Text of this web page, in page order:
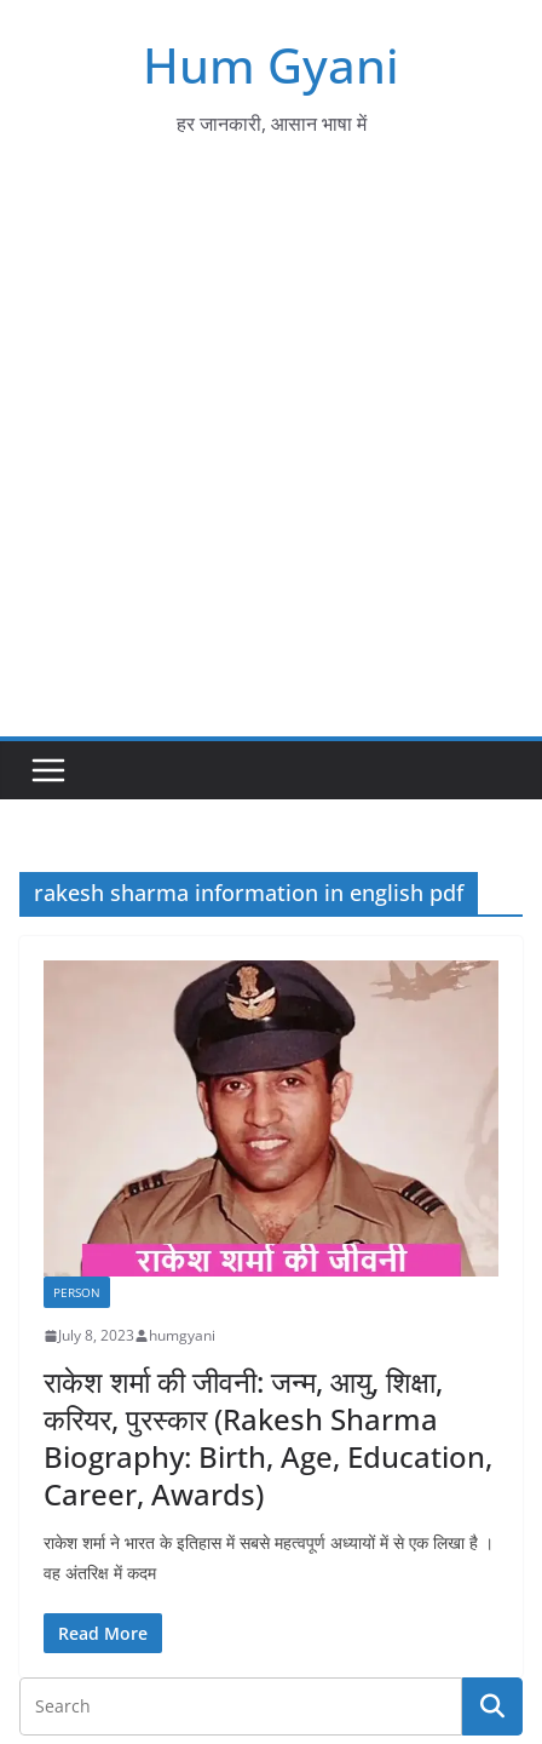
Hum Gyani
हर जानकारी, आसान भाषा में
rakesh sharma information in english pdf
PERSON
July 8, 2023 humgyani
राकेश शर्मा की जीवनी: जन्म, आयु, शिक्षा,
करियर, पुरस्कार (Rakesh Sharma
Biography: Birth, Age, Education,
Career, Awards)
राकेश शर्मा ने भारत के इतिहास में सबसे महत्वपूर्ण अध्यायों में से एक लिखा है ।
वह अंतरिक्ष में कदम
Read More